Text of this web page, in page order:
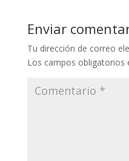
Enviar
Tu dirección de correo
Los campos obligatorios